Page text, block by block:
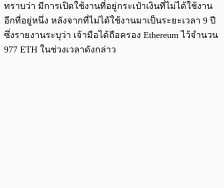
ทราบว่า มีการเปิดใช้งานที่อยู่กระเป๋าเงินที่ไม่ได้ใช้งาน
อีกที่อยู่หนึ่ง หลังจากที่ไม่ได้ใช้งานมาเป็นระยะเวลา 9 ปี
ซึ่งรายงานระบุว่า เจ้ามือได้ถือครอง Ethereum ไว้จำนวน
977 ETH ในช่วงเวลาดังกล่าว